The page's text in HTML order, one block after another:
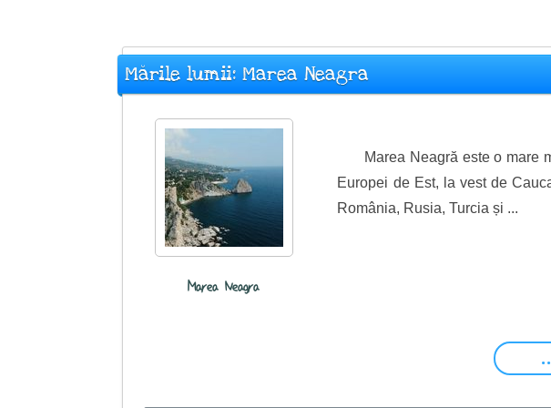
Mările lumii: Marea Neagra
Marea Neagra
Marea Neagră este o mare
Europei de Est, la vest de
România, Rusia, Turcia și ...